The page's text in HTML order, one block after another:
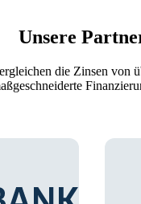
Unsere
die Zinsen von